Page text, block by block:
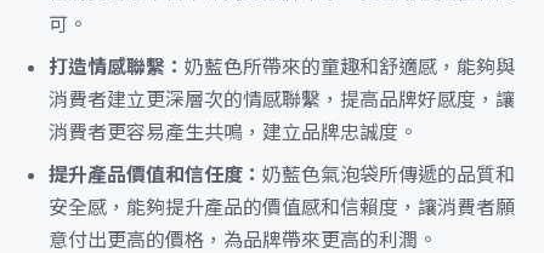
可。
打造情感聯繫： 奶藍色所帶來的童趣和舒適感，能夠與
消費者建立更深層次的情感聯繫，提高品牌好感度，讓
消費者更容易產生共鳴，建立品牌忠誠度。
提升產品價值和信任度： 奶藍色氣泡袋所傳遞的品質和
安全感，能夠提升產品的價值感和信賴度，讓消費者願
意付出更高的價格，為品牌帶來更高的利潤。